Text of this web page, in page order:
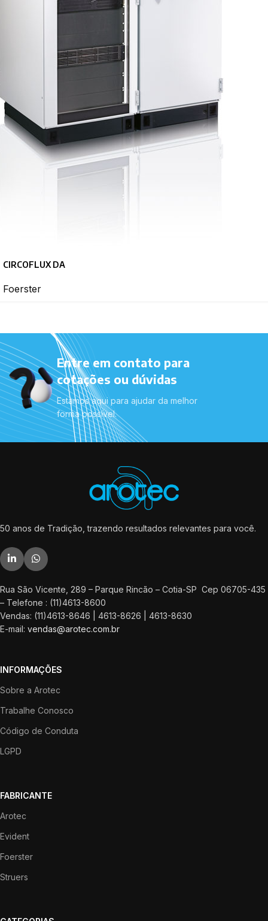
CIRCOFLUX DA
Foerster
Entre em contato para
cotações ou dúvidas
Estamos aqui para ajudar da melhor
forma possível.
50 anos de Tradição, trazendo resultados relevantes para você.
Rua São Vicente, 289 – Parque Rincão – Cotia-SP Cep 06705-435
– Telefone : (11)4613-8600
Vendas: (11)4613-8646 | 4613-8626 | 4613-8630
E-mail: vendas@arotec.com.br
INFORMAÇÕES
Sobre a Arotec
Trabalhe Conosco
Código de Conduta
LGPD
FABRICANTE
Arotec
Evident
Foerster
Struers